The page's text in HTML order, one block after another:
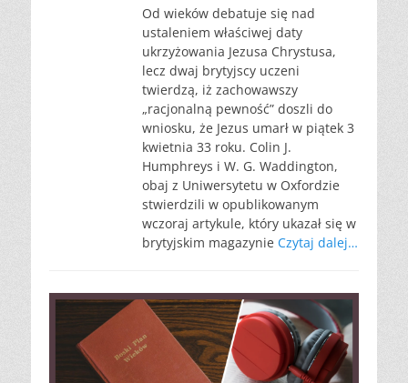
Od wieków debatuje się nad
ustaleniem właściwej daty
ukrzyżowania Jezusa Chrystusa,
lecz dwaj brytyjscy uczeni
twierdzą, iż zachowawszy
„racjonalną pewność” doszli do
wniosku, że Jezus umarł w piątek 3
kwietnia 33 roku. Colin J.
Humphreys i W. G. Waddington,
obaj z Uniwersytetu w Oxfordzie
stwierdzili w opublikowanym
wczoraj artykule, który ukazał się w
brytyjskim magazynie Czytaj dalej…